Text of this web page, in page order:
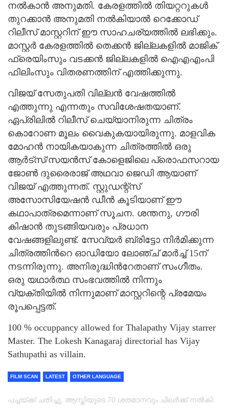
നല്‍കാന്‍ അനുമതി. കേരളത്തില്‍ തിയറ്ററുകള്‍
തുറക്കാന്‍ അനുമതി നല്‍കിയാല്‍ റെക്കോഡ്
റിലീസ് മാസ്റ്ററിന് ഈ സാഹചര്യത്തില്‍ ലഭിക്കും.
മാസ്റ്റര്‍ കേരളത്തില്‍ തെക്കന്‍ ജില്ലകളില്‍ മാജിക്
ഫ്രെയിംസും വടക്കന്‍ ജില്ലകളില്‍ ഐഎഎംപി
ഫിലിംസും വിതരണത്തിന് എത്തിക്കുന്നു.
വിജയ് സേതുപതി വില്ലന്‍ വേഷത്തില്‍
എത്തുന്നു എന്നതും സവിശേഷതയാണ്.
ഏപ്രിലില്‍ റിലീസ് ചെയ്യാനിരുന്ന ചിത്രം
കൊറോണ മൂലം വൈകുകയായിരുന്നു. മാളവിക
മോഹന്‍ നായികയാകുന്ന ചിത്രത്തില്‍ ഒരു
ആര്‍ട്‌സ്/സയന്‍സ് കോളെജിലെ പ്രൊഫസറായ
ജോണ്‍ ദുരൈരാജ് അഥവാ ജെഡി ആയാണ്
വിജയ് എത്തുന്നത്. സ്റ്റുഡന്റ്‌സ്
അസോസിയേഷന്‍ ഡീന്‍ കൂടിയാണ് ഈ
കഥാപാത്രമെന്നാണ് സൂചന. ശന്തനു, ഗൗരി
കിഷാന്‍ തുടങ്ങിയവരും പ്രധാന
വേഷങ്ങളിലുണ്ട്. സേവ്യര്‍ ബ്രിട്ടോ നിര്‍മിക്കുന്ന
ചിത്രത്തിന്‍റെ ഓഡിയോ ലോഞ്ച് മാര്‍ച്ച്‌ 15ന്
നടന്നിരുന്നു. അനിരുദ്ധിന്‍റേതാണ് സംഗീതം.
ഒരു യഥാര്‍ത്ഥ സംഭവത്തില്‍ നിന്നും
വ്യക്തിയില്‍ നിന്നുമാണ് മാസ്റ്ററിന്റെ പ്രമേയം
രൂപപ്പെട്ടത്.
100 % occuppancy allowed for Thalapathy Vijay starrer
Master. The Lokesh Kanagaraj directorial has Vijay
Sathupathi as villain.
FILM SCAN LATEST OTHER LANGUAGE
പച്ചയ്ക്ക് ചതിച്ചു, ആസ്തിയുടെ 70 ശതമാനവും ചിലര്‍ക്ക് നല്‍കി: